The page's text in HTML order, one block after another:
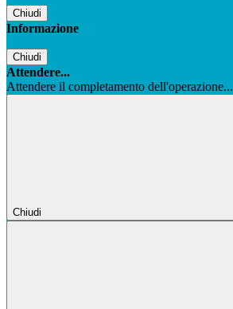
Chiudi
Informazione
Chiudi
Attendere...
Attendere il completamento dell'operazione...
Chiudi